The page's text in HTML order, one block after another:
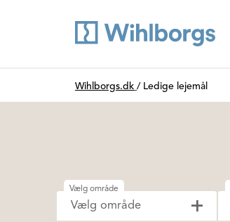
Du är här:
Wihlborgs.dk / Ledige lejemål
Vælg område
Vælg område